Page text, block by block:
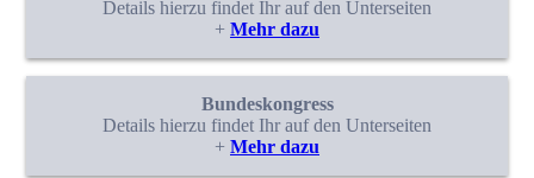
Details hierzu findet Ihr auf den Unterseiten
+ Mehr dazu
Bundeskongress
Details hierzu findet Ihr auf den Unterseiten
+ Mehr dazu